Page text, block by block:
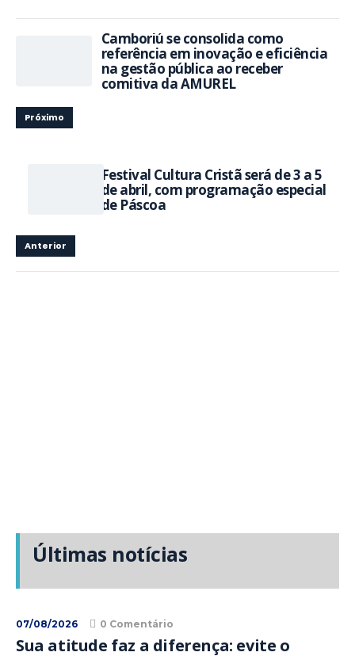
Camboriú se consolida como
referência em inovação e eficiência
na gestão pública ao receber
comitiva da AMUREL
Próximo
Festival Cultura Cristã será de 3 a 5
de abril, com programação especial
de Páscoa
Anterior
Últimas notícias
07/08/2026 0 Comentário
Sua atitude faz a diferença: evite o